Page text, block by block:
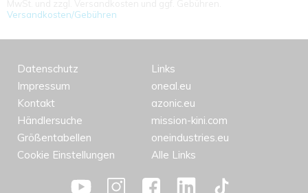
Versandkosten/Gebühren
Datenschutz
Impressum
Kontakt
Händlersuche
Größentabellen
Cookie Einstellungen
Links
oneal.eu
azonic.eu
mission-kini.com
oneindustries.eu
Alle Links